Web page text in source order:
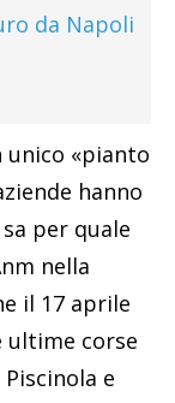
da Napoli
unico «pianto
hanno
per quale
nella
il 17 aprile
ultime corse
e